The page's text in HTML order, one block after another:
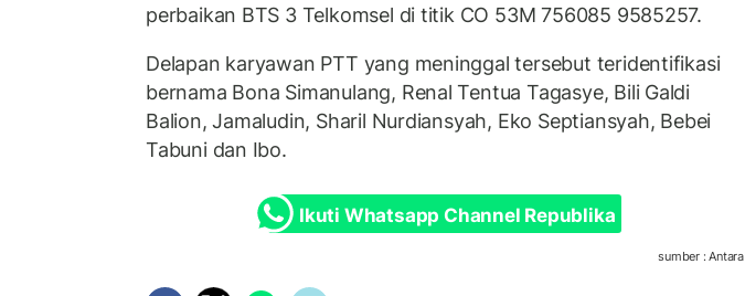
perbaikan BTS 3 Telkomsel di titik CO 53M 756085 9585257.
Delapan karyawan PTT yang meninggal tersebut teridentifikasi
bernama Bona Simanulang, Renal Tentua Tagasye, Bili Galdi
Balion, Jamaludin, Sharil Nurdiansyah, Eko Septiansyah, Bebei
Tabuni dan Ibo.
Ikuti Whatsapp Channel Republika
sumber : Antara